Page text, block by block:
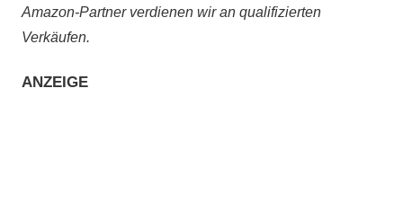
Amazon-Partner verdienen wir an qualifizierten
Verkäufen.
ANZEIGE